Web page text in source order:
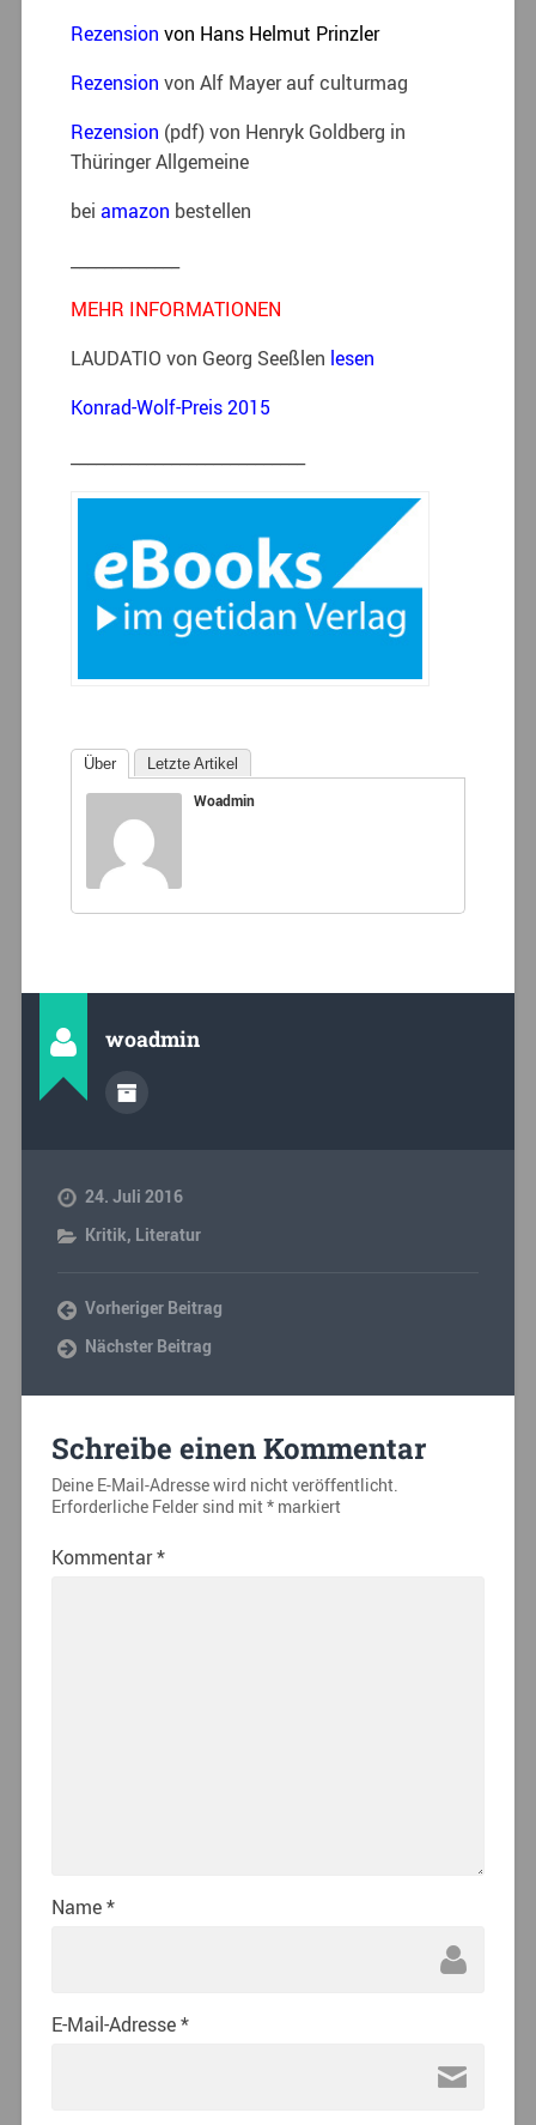
Rezension von Hans Helmut Prinzler
Rezension von Alf Mayer auf culturmag
Rezension (pdf) von Henryk Goldberg in
Thüringer Allgemeine
beiamazon bestellen
MEHR INFORMATIONEN
LAUDATIO von Georg Seeßlen lesen
Konrad-Wolf-Preis 2015
Über Letzte Artikel
Woadmin
woadmin
24. Juli 2016
Kritik, Literatur
Vorheriger Beitrag
Nächster Beitrag
Schreibe einen Kommentar
Deine E-Mail-Adresse wird nicht veröffentlicht.
Erforderliche Felder sind mit*markiert
Kommentar*
Name*
E-Mail-Adresse*